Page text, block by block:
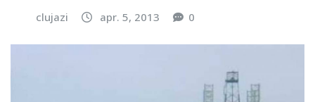
clujazi apr. 5, 2013 0